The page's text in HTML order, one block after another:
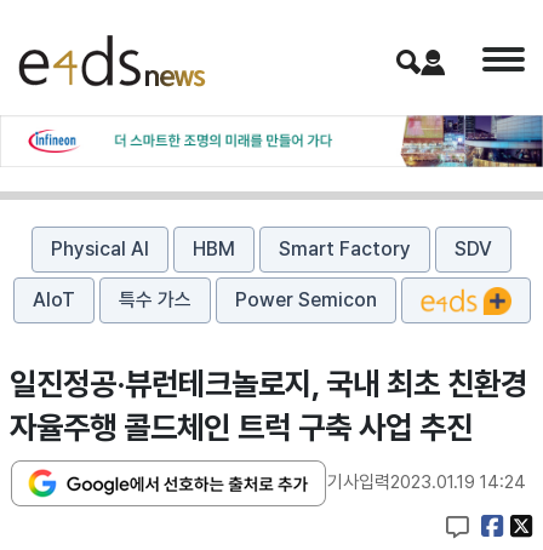
Physical AI HBM Smart Factory SDV
AIoT 특수 가스 Power Semicon
일진정공·뷰런테크놀로지, 국내 최초 친환경
자율주행 콜드체인 트럭 구축 사업 추진
기사입력2023.01.19 14:24